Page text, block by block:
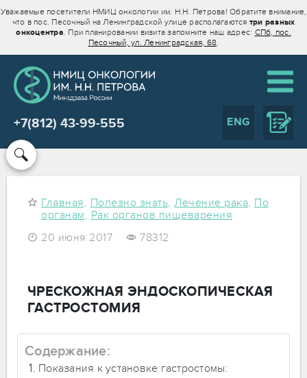
Уважаемые посетители НМИЦ онкологии им. Н.Н. Петрова! Обратите внимание,
что в пос. Песочный на Ленинградской улице располагаются три разных
онкоцентра. При планировании визита запомните наш адрес: СПб, пос.
Песочный, ул. Ленинградская, 68.
+7(812) 43-99-555 ENG
Главная, Полезно знать, Лечение рака, По
органам, Рак органов пищеварения
20 июня 2017
78312
ЧРЕСКОЖНАЯ ЭНДОСКОПИЧЕСКАЯ
ГАСТРОСТОМИЯ
Содержание:
Показания к установке гастростомы: